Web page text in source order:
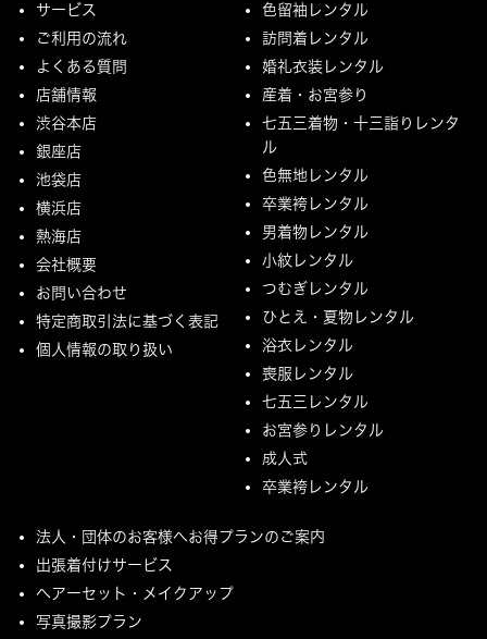
サービス
ご利用の流れ
よくある質問
店舗情報
渋谷本店
銀座店
池袋店
横浜店
熱海店
会社概要
お問い合わせ
特定商取引法に基づく表記
個人情報の取り扱い
色留袖レンタル
訪問着レンタル
婚礼衣装レンタル
産着・お宮参り
七五三着物・十三詣りレンタ
ル
色無地レンタル
卒業袴レンタル
男着物レンタル
小紋レンタル
つむぎレンタル
ひとえ・夏物レンタル
浴衣レンタル
喪服レンタル
七五三レンタル
お宮参りレンタル
成人式
卒業袴レンタル
法人・団体のお客様へお得プランのご案内
出張着付けサービス
ヘアーセット・メイクアップ
写真撮影プラン